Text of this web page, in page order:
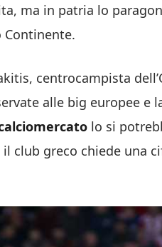
ma in patria lo
centrocampista
alle big europee e
lo si
club greco chiede una